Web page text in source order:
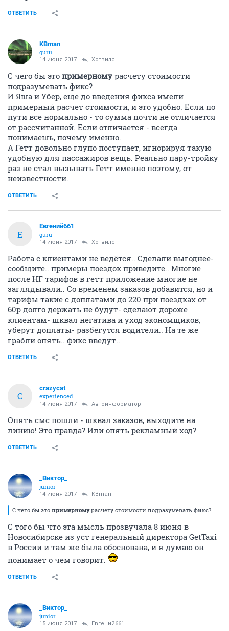
ОТВЕТИТЬ
KBman
guru
14 июня 2017 Хотвилс
С чего бы это примерному расчету стоимости
подразумевать фикс?
И Яша и Убер, еще до введения фикса имели
примерный расчет стоимости, и это удобно. Если по
пути все нормально - то сумма почти не отличается
от рассчитанной. Если отличается - всегда
понимаешь, почему именно.
А Гетт довольно глупо поступает, игнорируя такую
удобную для пассажиров вещь. Реально пару-тройку
раз не стал вызывать Гетт именно поэтому, от
неизвестности.
ОТВЕТИТЬ
Е
Евгений661
guru
14 июня 2017 Хотвилс
Работа с клиентами не ведётся.. Сделали выгоднее-
сообщите.. примеры поездок приведите.. Многие
после НГ тарифов в гетт приложение многие не
заглядывали.. Со временем заказов добавится, но и
тарифы такие с доплатами до 220 при поездках от
60р долго держать не будут- сделают дороже
клиентам- шквал негатива и уход экономщиков,
уберут доплаты- разбегутся водители.. На те же
грабли опять.. фикс введут..
ОТВЕТИТЬ
C
crazycat
experienced
14 июня 2017 Автоинформатор
Опять смс пошли - шквал заказов, выходите на
линию! Это правда? Или опять рекламный ход?
ОТВЕТИТЬ
_Виктор_
juniоr
14 июня 2017 KBman
С чего бы это примерномурасчету стоимости подразумевать фикс?
С того бы что эта мысль прозвучала 8 июня в
Новосибирске из уст генеральный директора GetTaxi
в России и там же была обоснована, и я думаю он
понимает о чем говорит.
ОТВЕТИТЬ
_Виктор_
juniоr
15 июня 2017 Евгений661